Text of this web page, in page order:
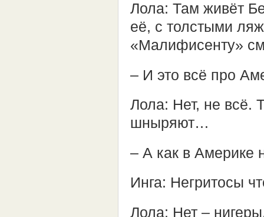
Лола: Там живёт
её, с толстыми
«Малифисенту»
– И это всё про
Лола: Нет, не всё.
шныряют…
– А как в Америке
Инга: Негритосы
Лола: Нет –